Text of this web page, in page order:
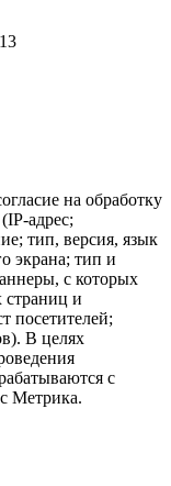
на обработку
адрес;
тип, версия, язык
экрана; тип и
с которых
страниц и
посетителей;
В целях
с
Метрика.